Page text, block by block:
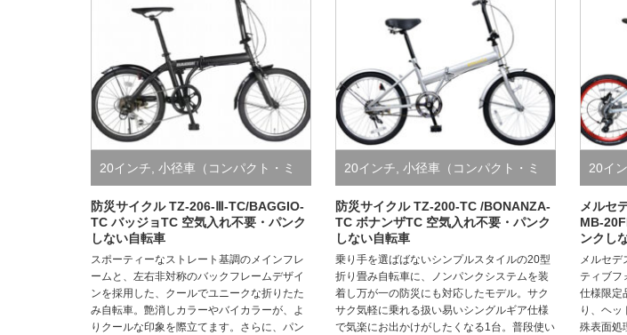
20インチ 小径車（コンパクト・ミ
ニベロ）,折り畳み自転車（小径・
シティ・スポーツ）
絶対にパンクしない自転車
防災サイクル TZ-206-Ⅲ-TC/BAGGIO-
TC バッジョTC 空気入れ不要・パンク
しない自転車
スポーティーなストレート基調のメインフレ
ームと、左右非対称のバックフレームデザイ
ンを採用した、クールでユニークな折りたた
み自転車。艶消しカラーやバイカラーが、よ
りクールな印象を際立てます。さらに、パン
20インチ 小径車（コンパクト・ミ
ニベロ）,折り畳み自転車（小径・
シティ・スポーツ）
絶対にパンクしない自転車
防災サイクル TZ-200-TC /BONANZA-
TC ボナンザTC 空気入れ不要・パンク
しない自転車
乗り手を選ばばないシンプルスタイルの20型
折り畳み自転車に、ノンパンクシステムを装
着し万が一の防災にも対応したモデル。サク
サク気軽に乗れる扱い易いシングルギア仕様
で気楽にお出かけがしたくなる1台。普段使い
20イ
MTB
み自
ツ）,
ない
メルセ
MB-
ンクし
メルセデ
ティブフ
仕様限定
り、ヘッ
殊表面処